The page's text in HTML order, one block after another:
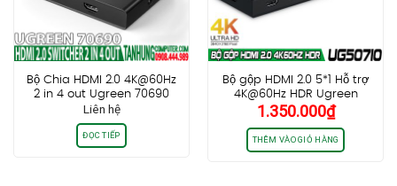
Bộ Chia HDMI 2.0 4K@60Hz
2 in 4 out Ugreen 70690
Liên hệ
ĐỌC TIẾP
Bộ gộp HDMI 2.0 5*1 Hỗ trợ
4K@60Hz HDR Ugreen
50710
1.350.000₫
THÊM VÀO GIỎ HÀNG